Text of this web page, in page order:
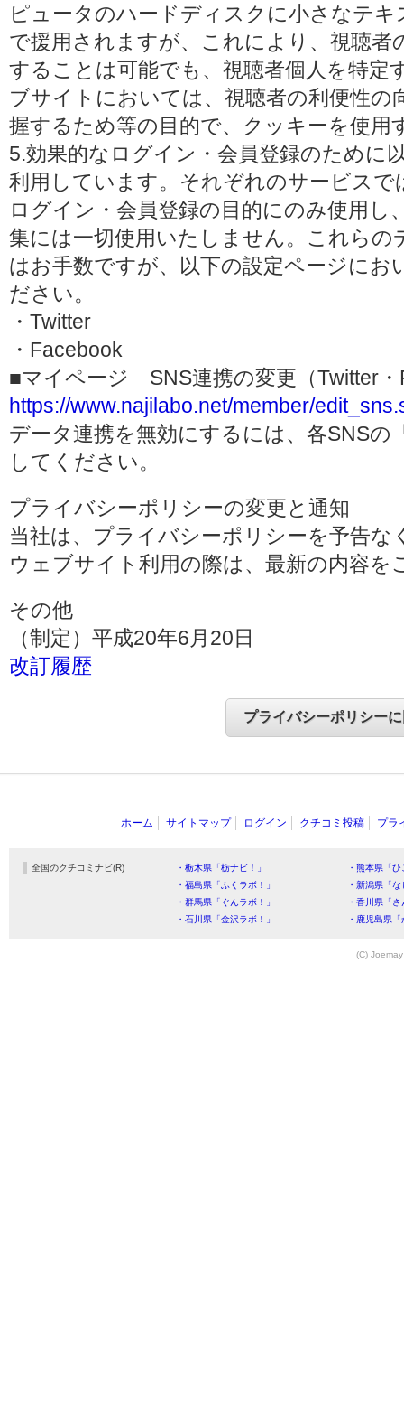
ピュータのハードディスクに小さなテ
で援用されますが、これにより、視聴
することは可能でも、視聴者個人を特定
ブサイトにおいては、視聴者の利便性の
握するため等の目的で、クッキーを使用
5.効果的なログイン・会員登録のために
利用しています。それぞれのサービス
ログイン・会員登録の目的にのみ使用し
集には一切使用いたしません。これらの
はお手数ですが、以下の設定ページにお
ださい。
・Twitter
・Facebook
■マイページ SNS連携の変更（Twitter・
https://www.najilabo.net/member/
データ連携を無効にするには、各SNS
してください。
プライバシーポリシーの変更と通知
当社は、プライバシーポリシーを予告
ウェブサイト利用の際は、最新の内容を
その他
（制定）平成20年6月20日
改訂履歴
ホーム サイトマップ ログイン クチコミ投稿 プラ
全国のクチコミナビ(R) ・栃木県「栃ナビ！」
・熊本県「
・福島県「ふくラボ！」
・新潟県「
・群馬県「ぐんラボ！」
・香川県「
・石川県「金沢ラボ！」
・鹿児島県
(C)